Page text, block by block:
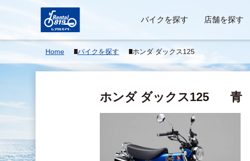
バイクを探す 店舗を探す
Home バイクを探す ホンダ ダックス125
ホンダ ダックス125 青